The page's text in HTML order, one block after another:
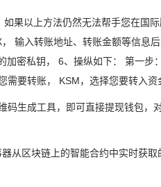
果以上方法仍然无法帮手您在国
输入转账地址、转账金额等信息
加密私钥， 6、操纵如下： 第一步
要转账， KSM，选择您要转入资
生成工具，即可直接提现钱包，
从区块链上的智能合约中实时获